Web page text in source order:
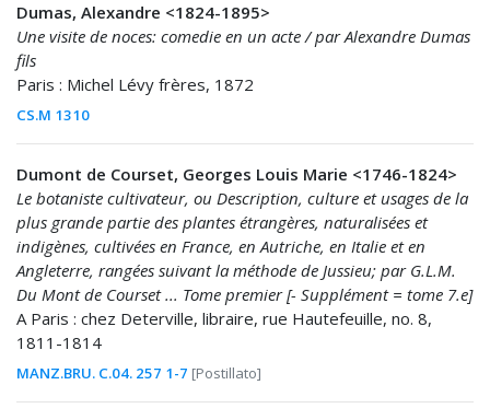
Dumas, Alexandre <1824-1895>
Une visite de noces: comedie en un acte / par Alexandre Dumas
fils
Paris : Michel Lévy frères, 1872
CS.M 1310
Dumont de Courset, Georges Louis Marie <1746-1824>
Le botaniste cultivateur, ou Description, culture et usages de la
plus grande partie des plantes étrangères, naturalisées et
indigènes, cultivées en France, en Autriche, en Italie et en
Angleterre, rangées suivant la méthode de Jussieu; par G.L.M.
Du Mont de Courset ... Tome premier [- Supplément = tome 7.e]
A Paris : chez Deterville, libraire, rue Hautefeuille, no. 8,
1811-1814
MANZ.BRU. C.04. 257 1-7 [Postillato]